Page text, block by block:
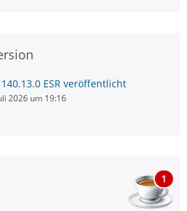
ESR veröffentlicht
2026 um 19:16
1